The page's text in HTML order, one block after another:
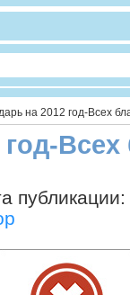
на 2012 год-Всех
Всех
публикации: